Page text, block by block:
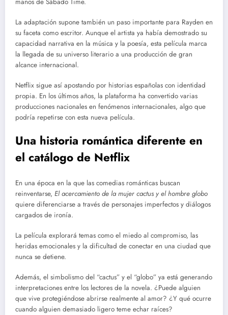
La adaptación supone también un paso importante para Rayden en
su faceta como escritor. Aunque el artista ya había demostrado su
capacidad narrativa en la música y la poesía, esta película marca
la llegada de su universo literario a una producción de gran
alcance internacional.
Netflix sigue así apostando por historias españolas con identidad
propia. En los últimos años, la plataforma ha convertido varias
producciones nacionales en fenómenos internacionales, algo que
podría repetirse con esta nueva película.
Una historia romántica diferente en
el catálogo de Netflix
En una época en la que las comedias románticas buscan
reinventarse, El acercamiento de la mujer cactus y el hombre globo
quiere diferenciarse a través de personajes imperfectos y diálogos
cargados de ironía.
La película explorará temas como el miedo al compromiso, las
heridas emocionales y la dificultad de conectar en una ciudad que
nunca se detiene.
Además, el simbolismo del “cactus” y el “globo” ya está generando
interpretaciones entre los lectores de la novela. ¿Puede alguien
que vive protegiéndose abrirse realmente al amor? ¿Y qué ocurre
cuando alguien demasiado ligero teme echar raíces?